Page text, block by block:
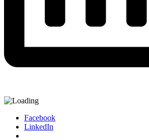
Facebook
LinkedIn